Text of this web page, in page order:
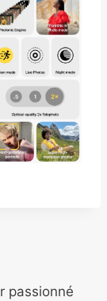
passionné